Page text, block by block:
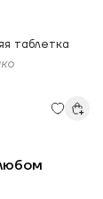
таблетка